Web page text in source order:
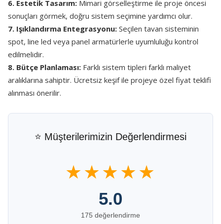
6. Estetik Tasarım: Mimari görselleştirme ile proje öncesi
sonuçları görmek, doğru sistem seçimine yardımcı olur.
7. Işıklandırma Entegrasyonu: Seçilen tavan sisteminin
spot, line led veya panel armatürlerle uyumluluğu kontrol
edilmelidir.
8. Bütçe Planlaması: Farklı sistem tipleri farklı maliyet
aralıklarına sahiptir. Ücretsiz keşif ile projeye özel fiyat teklifi
alınması önerilir.
⭐ Müşterilerimizin Değerlendirmesi
★★★★★
5.0
175 değerlendirme